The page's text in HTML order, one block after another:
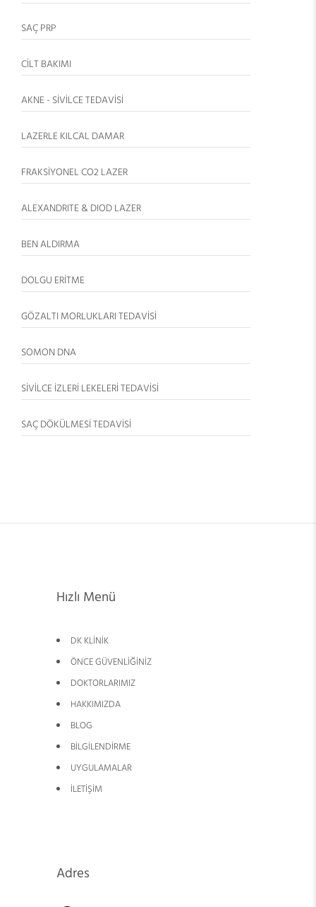
SAÇ PRP
CİLT BAKIMI
AKNE - SİVİLCE TEDAVİSİ
LAZERLE KILCAL DAMAR
FRAKSİYONEL CO2 LAZER
ALEXANDRITE & DIOD LAZER
BEN ALDIRMA
DOLGU ERİTME
GÖZALTI MORLUKLARI TEDAVİSİ
SOMON DNA
SİVİLCE İZLERİ LEKELERİ TEDAVİSİ
SAÇ DÖKÜLMESİ TEDAVİSİ
Hızlı Menü
DK KLİNİK
ÖNCE GÜVENLİĞİNİZ
DOKTORLARIMIZ
HAKKIMIZDA
BLOG
BİLGİLENDİRME
UYGULAMALAR
İLETİŞİM
Adres